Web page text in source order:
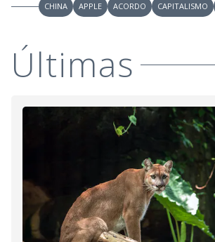
CHINA APPLE ACORDO CAPITALISMO
Últimas